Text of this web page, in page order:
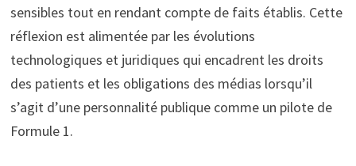
sensibles tout en rendant compte de faits établis. Cette
réflexion est alimentée par les évolutions
technologiques et juridiques qui encadrent les droits
des patients et les obligations des médias lorsqu’il
s’agit d’une personnalité publique comme un pilote de
Formule 1.